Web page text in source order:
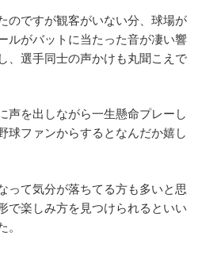
のですが観客がいない分、球場が
ルがバットに当たった音が凄い響
、選手同士の声かけも丸聞こえで
声を出しながら一生懸命プレーし
球ファンからするとなんだか嬉し
って気分が落ちてる方も多いと思
で楽しみ方を見つけられるといい
。